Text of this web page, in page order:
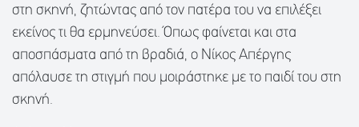
στη σκηνή, ζητώντας από τον πατέρα του να επιλέξει
εκείνος τι θα ερμηνεύσει. Όπως φαίνεται και στα
αποσπάσματα από τη βραδιά, ο Νίκος Απέργης
απόλαυσε τη στιγμή που μοιράστηκε με το παιδί του στη
σκηνή.